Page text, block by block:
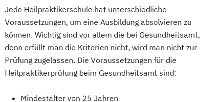
Jede Heilpraktikerschule hat unterschiedliche
Voraussetzungen, um eine Ausbildung absolvieren zu
können. Wichtig sind vor allem die bei Gesundheitsamt,
denn erfüllt man die Kriterien nicht, wird man nicht zur
Prüfung zugelassen. Die Voraussetzungen für die
Heilpraktikerprüfung beim Gesundheitsamt sind:
Mindestalter von 25 Jahren